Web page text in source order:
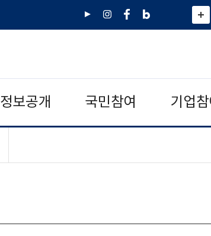
유
인
페
네
그
)
화
면
정보공개 국민참여 기업